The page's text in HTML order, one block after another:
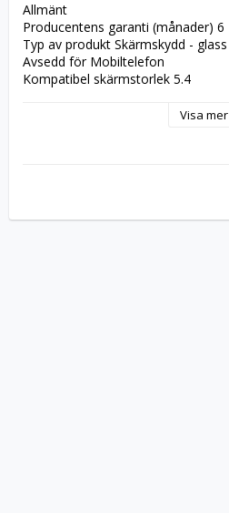
Allmänt
Producentens garanti (månader) 6
Typ av produkt Skärmskydd - glass
Avsedd för Mobiltelefon
Kompatibel skärmstorlek 5.4
Produktmaterial Asahi-glasVisa mer